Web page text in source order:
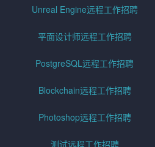
Unreal Engine远程工作招聘
平面设计师远程工作招聘
PostgreSQL远程工作招聘
Blockchain远程工作招聘
Photoshop远程工作招聘
测试远程工作招聘